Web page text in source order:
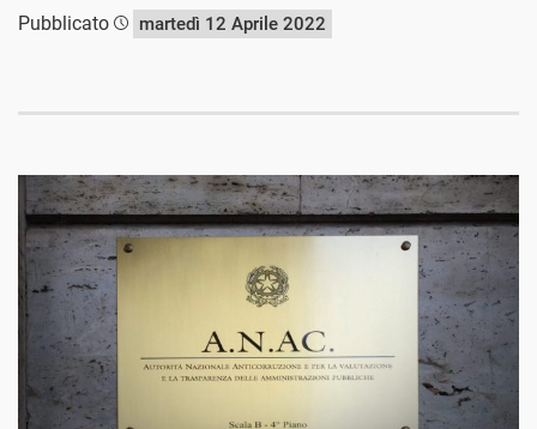
Pubblicato
martedì 12 Aprile 2022